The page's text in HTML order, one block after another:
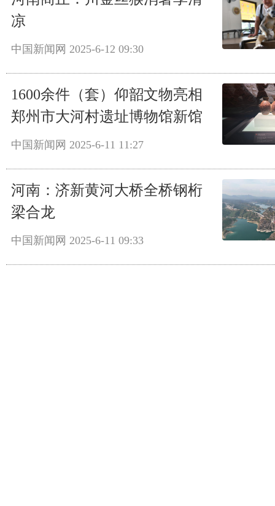
凉
中国新闻网 2025-6-12 09:30
1600余件（套）仰韶文物亮相
郑州市大河村遗址博物馆新馆
中国新闻网 2025-6-11 11:27
河南：济新黄河大桥全桥钢桁
梁合龙
中国新闻网 2025-6-11 09:33